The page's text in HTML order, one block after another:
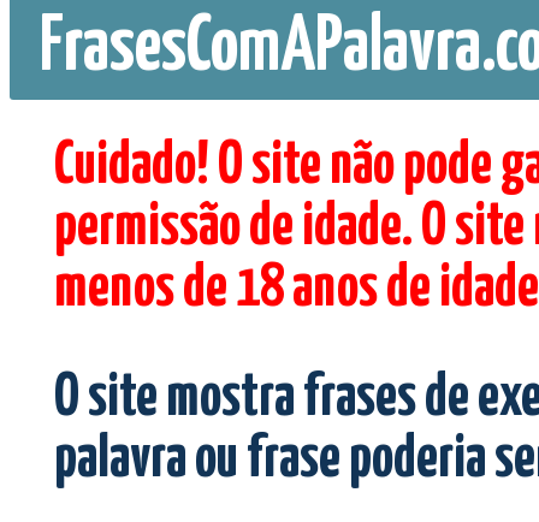
Cuidado! O site não pode
permissão de idade. O
menos de 18 anos de
O site mostra frases de
palavra ou frase poderia